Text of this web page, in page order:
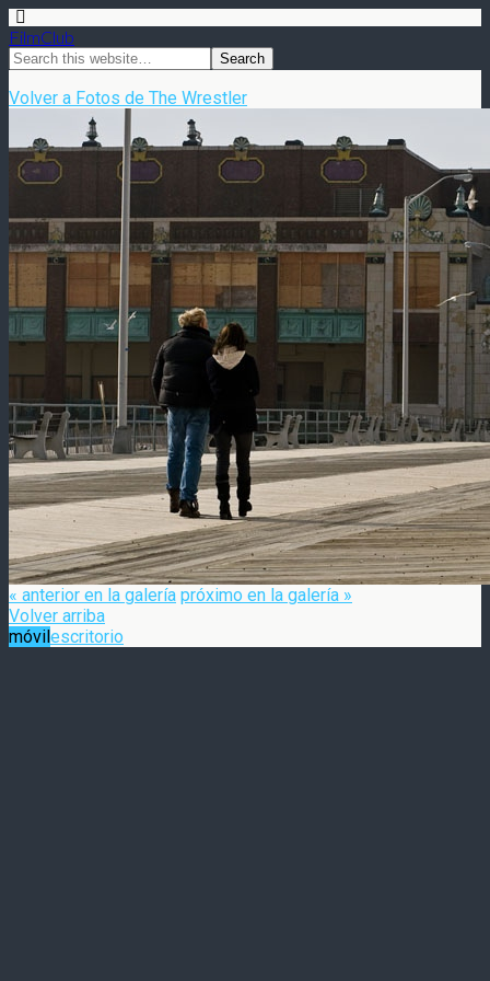
FilmClub
Volver a Fotos de The Wrestler
« anterior en la galería próximo en la galería »
Volver arriba
móvilescritorio